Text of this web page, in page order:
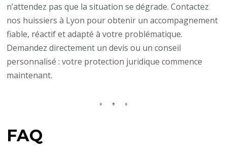
n’attendez pas que la situation se dégrade. Contactez
nos huissiers à Lyon pour obtenir un accompagnement
fiable, réactif et adapté à votre problématique.
Demandez directement un devis ou un conseil
personnalisé : votre protection juridique commence
maintenant.
FAQ